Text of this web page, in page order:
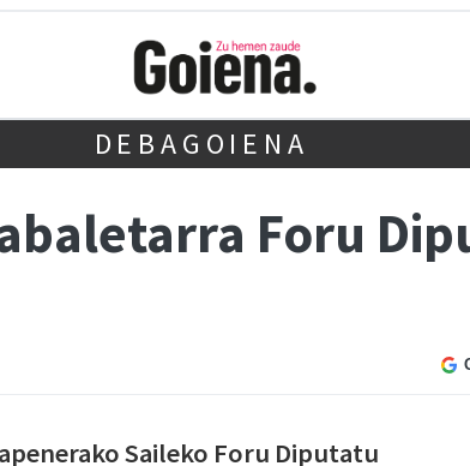
DEBAGOIENA
Foru
Saileko Foru Diputatu